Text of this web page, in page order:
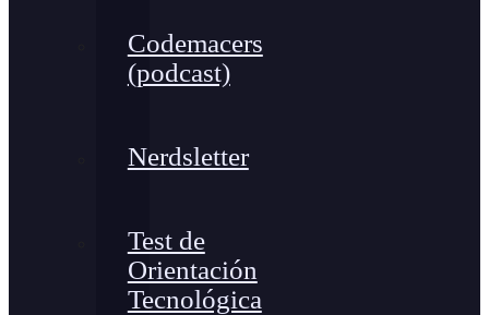
Codemacers
(podcast)
Nerdsletter
Test de
Orientación
Tecnológica